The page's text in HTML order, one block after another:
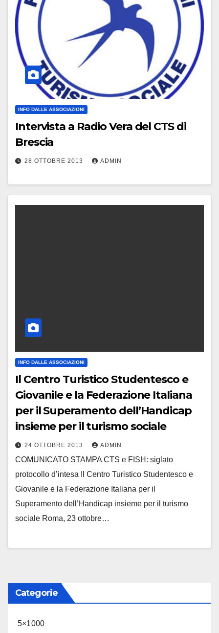
INFO DALLE ASSOCIAZIONI
Intervista a Radio Vera del CTS di
Brescia
28 OTTOBRE 2013 ADMIN
INFO DALLE ASSOCIAZIONI
Il Centro Turistico Studentesco e
Giovanile e la Federazione Italiana
per il Superamento dell’Handicap
insieme per il turismo sociale
24 OTTOBRE 2013 ADMIN
COMUNICATO STAMPA CTS e FISH: siglato
protocollo d’intesa Il Centro Turistico Studentesco e
Giovanile e la Federazione Italiana per il
Superamento dell’Handicap insieme per il turismo
sociale Roma, 23 ottobre…
Categorie
5×1000